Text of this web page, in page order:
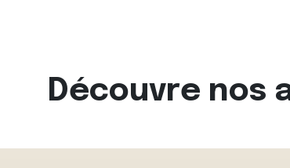
Découvre nos